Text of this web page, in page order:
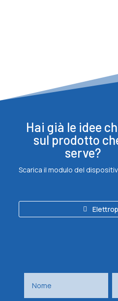
Hai già le idee
sul prodotto
serve?
Scarica il modulo del